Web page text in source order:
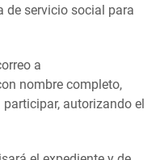
de servicio social para
a
nombre completo,
autorizando el